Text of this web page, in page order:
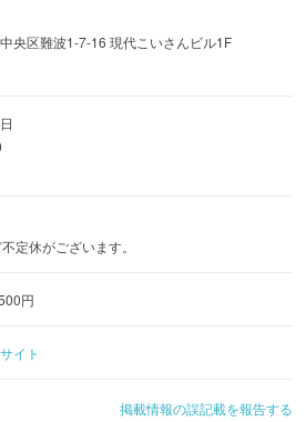
れるひろうすや豆腐も絶品です。
選の銘酒と手作りの一品
に合う一品料理も豊富にご用意。
の中で、更けゆく夜をご堪能くだ
央区難波1-7-16 現代こいさんビル1F
定休がございます。
円
イト
掲載情報の誤記載を報告する